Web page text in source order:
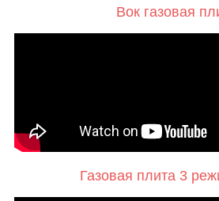
Вок газовая
Газовая плита 3